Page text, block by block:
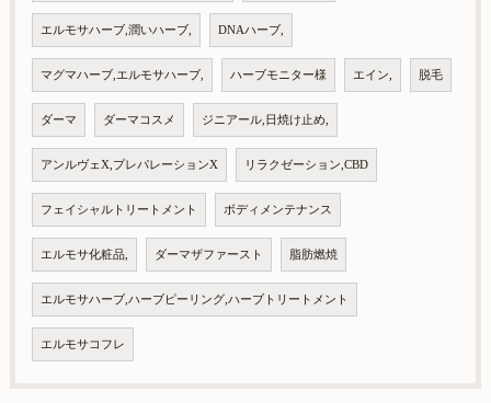
エルモサハーブ,潤いハーブ, DNAハーブ,
マグマハーブ,エルモサハーブ, ハーブモニター様 エイン, 脱毛
ダーマ ダーマコスメ ジニアール,日焼け止め,
アンルヴェX,プレパレーションX リラクゼーション,CBD
フェイシャルトリートメント ボディメンテナンス
エルモサ化粧品, ダーマザファースト 脂肪燃焼
エルモサハーブ,ハーブピーリング,ハーブトリートメント
エルモサコフレ